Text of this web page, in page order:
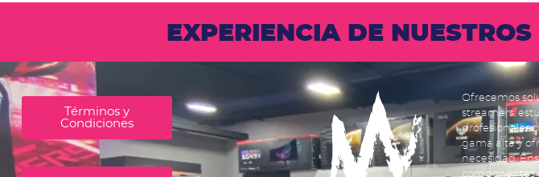
EXPERIENCIA DE
Términos y
Condiciones
Ofrecemos
streamers,
profesionales
gama alta y
necesidad.
componentes